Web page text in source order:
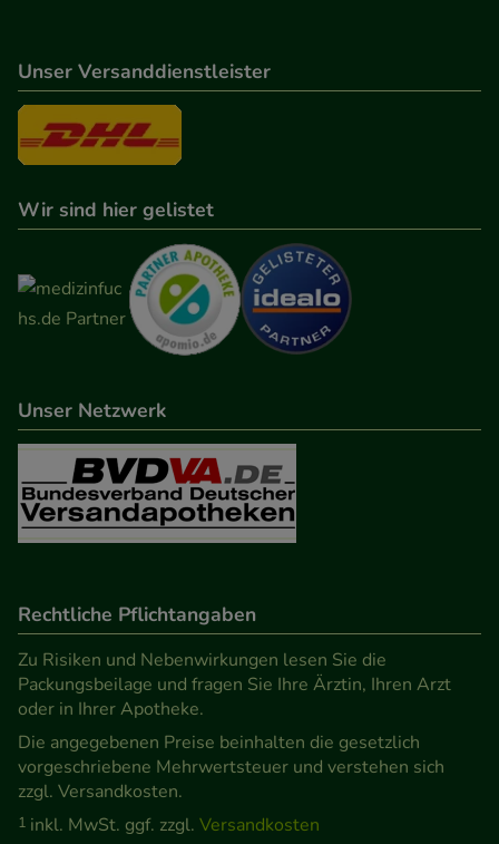
Unser Versanddienstleister
Wir sind hier gelistet
Unser Netzwerk
Rechtliche Pflichtangaben
Zu Risiken und Nebenwirkungen lesen Sie die
Packungsbeilage und fragen Sie Ihre Ärztin, Ihren Arzt
oder in Ihrer Apotheke.
Die angegebenen Preise beinhalten die gesetzlich
vorgeschriebene Mehrwertsteuer und verstehen sich
zzgl. Versandkosten.
1 inkl. MwSt. ggf. zzgl. Versandkosten